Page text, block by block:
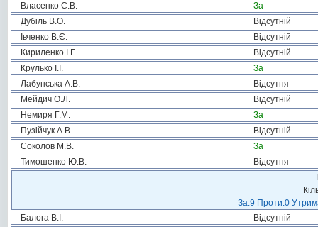
Власенко С.В.
За
Дубіль В.О.
Відсутній
Івченко В.Є.
Відсутній
Кириленко І.Г.
Відсутній
Крулько І.І.
За
Лабунська А.В.
Відсутня
Мейдич О.Л.
Відсутній
Немиря Г.М.
За
Пузійчук А.В.
Відсутній
Соколов М.В.
За
Тимошенко Ю.В.
Відсутня
За:9 Проти:0
Балога В.І.
Відсутній